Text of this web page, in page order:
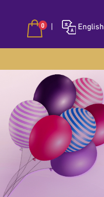
English
|
0